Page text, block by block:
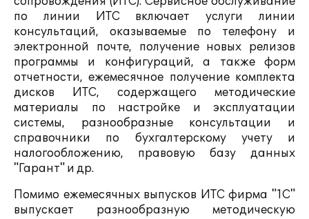
по линии ИТС включает услуги линии
консультаций, оказываемые по телефону и
электронной почте, получение новых релизов
программы и конфигураций, а также форм
отчетности, ежемесячное получение комплекта
дисков ИТС, содержащего методические
материалы по настройке и эксплуатации
системы, разнообразные консультации и
справочники по бухгалтерскому учету и
налогообложению, правовую базу данных
"Гарант" и др.
Помимо ежемесячных выпусков ИТС фирма "1С"
выпускает разнообразную методическую